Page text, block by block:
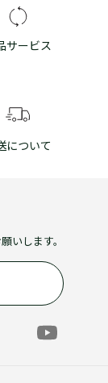
サービス
について
いします。